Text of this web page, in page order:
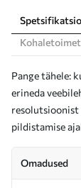
Pange tähele:
erineda
resolutsioonist
pildistamise
Omadused